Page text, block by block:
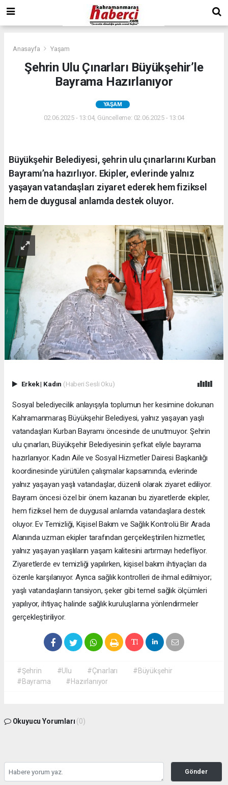
Anasayfa Yaşam
Şehrin Ulu Çınarları Büyükşehir’le
Bayrama Hazırlanıyor
YAŞAM
02.06.2025 - 13:04, Güncelleme: 02.06.2025 - 13:04
Büyükşehir Belediyesi, şehrin ulu çınarlarını Kurban
Bayramı’na hazırlıyor. Ekipler, evlerinde yalnız
yaşayan vatandaşları ziyaret ederek hem fiziksel
hem de duygusal anlamda destek oluyor.
Erkek| Kadın (Haberi Sesli Oku)
Sosyal belediyecilik anlayışıyla toplumun her kesimine dokunan
Kahramanmaraş Büyükşehir Belediyesi, yalnız yaşayan yaşlı
vatandaşları Kurban Bayramı öncesinde de unutmuyor. Şehrin
ulu çınarları, Büyükşehir Belediyesinin şefkat eliyle bayrama
hazırlanıyor. Kadın Aile ve Sosyal Hizmetler Dairesi Başkanlığı
koordinesinde yürütülen çalışmalar kapsamında, evlerinde
yalnız yaşayan yaşlı vatandaşlar, düzenli olarak ziyaret ediliyor.
Bayram öncesi özel bir önem kazanan bu ziyaretlerde ekipler,
hem fiziksel hem de duygusal anlamda vatandaşlara destek
oluyor. Ev Temizliği, Kişisel Bakım ve Sağlık Kontrolü Bir Arada
Alanında uzman ekipler tarafından gerçekleştirilen hizmetler,
yalnız yaşayan yaşlıların yaşam kalitesini artırmayı hedefliyor.
Ziyaretlerde ev temizliği yapılırken, kişisel bakım ihtiyaçları da
özenle karşılanıyor. Ayrıca sağlık kontrolleri de ihmal edilmiyor;
yaşlı vatandaşların tansiyon, şeker gibi temel sağlık ölçümleri
yapılıyor, ihtiyaç halinde sağlık kuruluşlarına yönlendirmeler
gerçekleştiriliyor.
#Şehrin #Ulu #Çınarları
#Büyükşehir
#Bayrama
#Hazırlanıyor
Okuyucu Yorumları (0)
Gönder